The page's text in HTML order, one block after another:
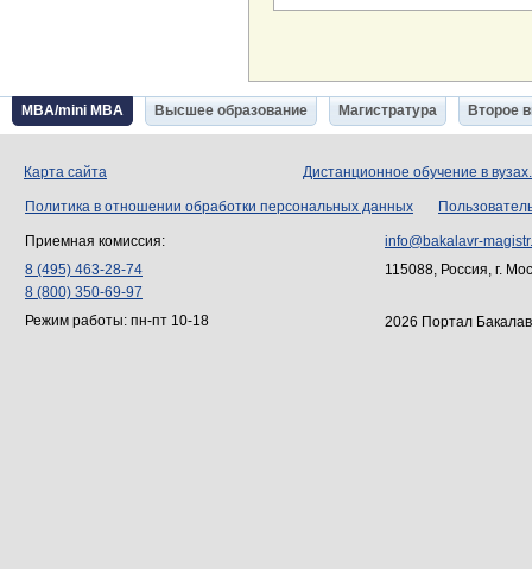
MBA/mini MBA Высшее образование Магистратура Второе
Карта сайта Дистанционное обучение в
Политика в отношении обработки персональных данных
Приемная комиссия:
8 (495) 463-28-74
8 (800) 350-69-97
Режим работы: пн-пт 10-18
info@bakalavr-
115088, Россия, г.
2026 Портал